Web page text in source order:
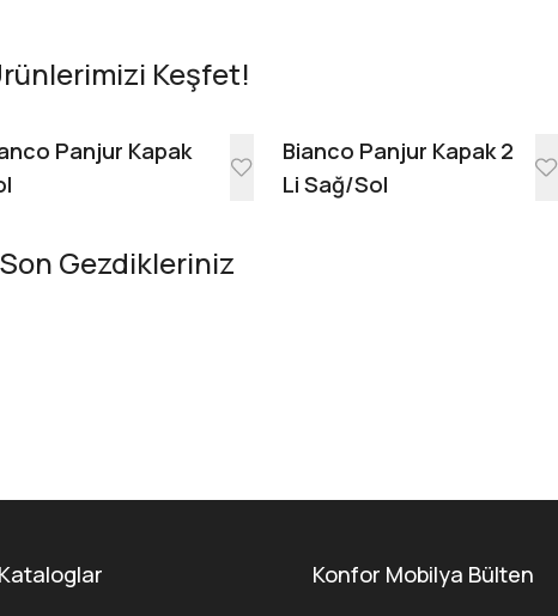
Keşfet!
Panjur Kapak
Bianco Panjur Kapak 2
Li Sağ/Sol
Son Gezdikleriniz
Kataloglar Konfor Mobilya Bülten